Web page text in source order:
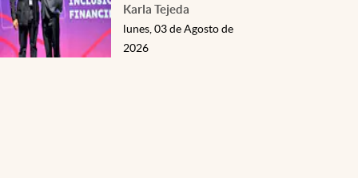
Karla Tejeda
lunes, 03 de Agosto de
2026